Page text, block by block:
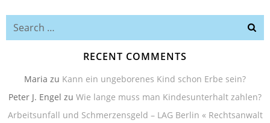
RECENT COMMENTS
Maria zu Kann ein ungeborenes Kind schon Erbe sein?
Peter J. Engel zu Wie lange muss man Kindesunterhalt zahlen?
Arbeitsunfall und Schmerzensgeld – LAG Berlin « Rechtsanwalt